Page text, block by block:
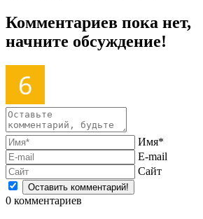
Комментариев пока нет,
начните обсуждение!
Имя*
E-mail
Сайт
0 комментариев